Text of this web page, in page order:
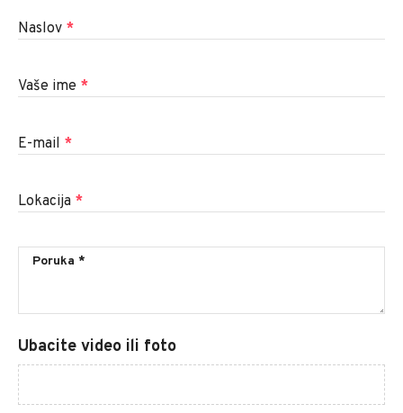
Naslov *
Vaše ime *
E-mail *
Lokacija *
Ubacite video ili foto